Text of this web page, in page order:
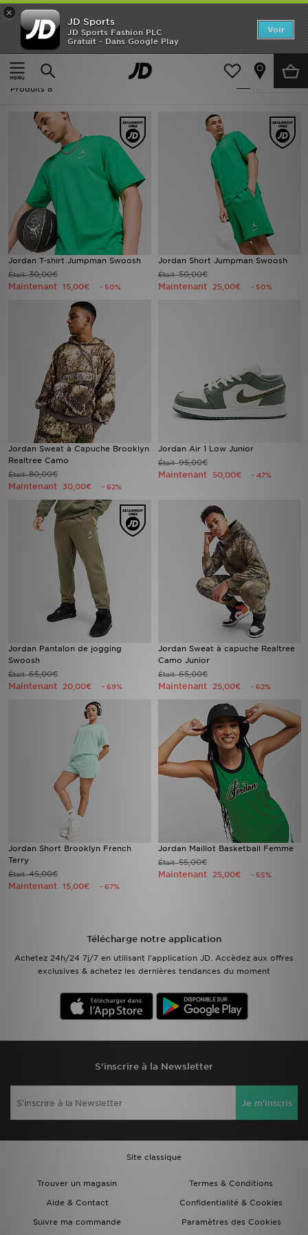
×
JD Sports
JD Sports Fashion PLC
Gratuit - Dans Google Play
Voir
Accueil
Soldes | Vert Jordan
Soldes | Vert Jordan
Produits 8
Jordan T-shirt Jumpman Swoosh
Était30,00€
Maintenant 15,00€ - 50%
Jordan Short Jumpman Swoosh
Était50,00€
Maintenant 25,00€ - 50%
Jordan Sweat à Capuche Brooklyn
Realtree Camo
Était80,00€
Maintenant 30,00€ - 62%
Jordan Air 1 Low Junior
Était95,00€
Maintenant 50,00€ - 47%
Jordan Pantalon de jogging
Swoosh
Était65,00€
Maintenant 20,00€ - 69%
Jordan Sweat à capuche Realtree
Camo Junior
Était65,00€
Maintenant 25,00€ - 62%
Jordan Short Brooklyn French
Terry
Était45,00€
Maintenant 15,00€ - 67%
Jordan Maillot Basketball Femme
Était55,00€
Maintenant 25,00€ - 55%
Télécharge notre application
Achetez 24h/24 7j/7 en utilisant l'application JD. Accèdez aux offres
exclusives & achetez les dernières tendances du moment
S'inscrire à la Newsletter
Je m'inscris
Site classique
Trouver un magasin
Termes & Conditions
Aide & Contact
Confidentialité & Cookies
Suivre ma commande
Paramètres des Cookies
Accueil
Nouveautés
Homme
Femme
Collections
Marques
Football
Sports
Suivre Ma Commande
Service client
Nos Magasins
Télécharge l'Appli